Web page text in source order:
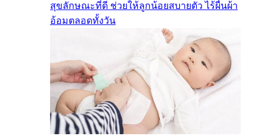
สุขลักษณะที่ดี ช่วยให้ลูกน้อยสบายตัว ไร้ผื่นผ้า
อ้อมตลอดทั้งวัน